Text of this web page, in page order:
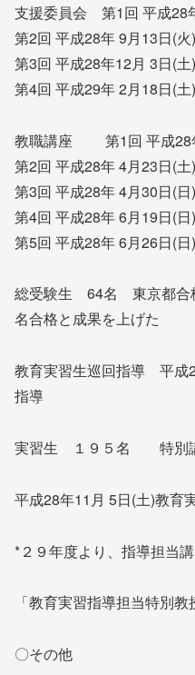
支援委員会 第1回 平成28
第2回 平成28年 9月13日(火)
第3回 平成28年12月 3日(
第4回 平成29年 2月18日(土)
教職講座 第1回 平成28
第2回 平成28年 4月23日(土)
第3回 平成28年 4月30日(日)
第4回 平成28年 6月19日(日)
第5回 平成28年 6月26日(日)
総受験生 64名 東京都合
名合格と成果を上げた
教育実習生巡回指導 平
指導
実習生 １９５名 特別
平成28年11月 5日(土)教育
*２９年度より、指導担当講
「教育実習指導担当特別
〇その他